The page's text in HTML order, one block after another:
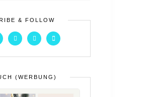
& FOLLOW
(WERBUNG)